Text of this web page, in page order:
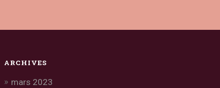
ARCHIVES
mars 2023